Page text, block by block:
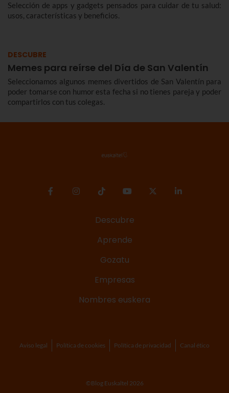
Selección de apps y gadgets pensados para cuidar de tu salud:
usos, características y beneficios.
DESCUBRE
Memes para reírse del Día de San Valentín
Seleccionamos algunos memes divertidos de San Valentín para
poder tomarse con humor esta fecha si no tienes pareja y poder
compartirlos con tus colegas.
Descubre
Aprende
Gozatu
Empresas
Nombres euskera
Aviso legal Política de cookies Política de privacidad Canal ético
©Blog Euskaltel 2026